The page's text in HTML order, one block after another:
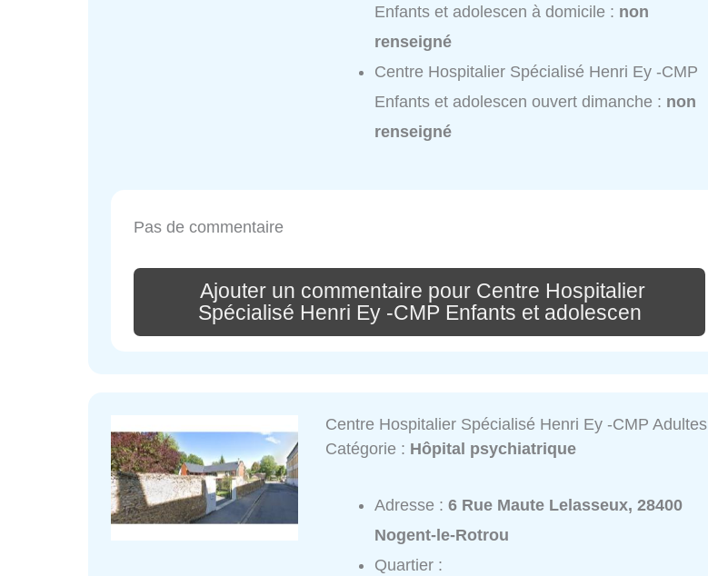
Enfants et adolescen à domicile : non
renseigné
Centre Hospitalier Spécialisé Henri Ey -CMP
Enfants et adolescen ouvert dimanche : non
renseigné
Pas de commentaire
Ajouter un commentaire pour Centre Hospitalier
Spécialisé Henri Ey -CMP Enfants et adolescen
Centre Hospitalier Spécialisé Henri Ey -CMP Adultes
Catégorie : Hôpital psychiatrique
Adresse :6 Rue Maute Lelasseux, 28400
Nogent-le-Rotrou
Quartier :